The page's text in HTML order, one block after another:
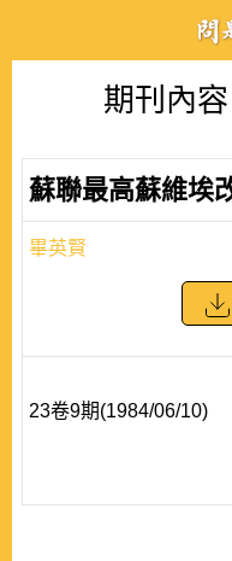
期刊內容
蘇聯最高蘇維埃
畢英賢
23卷9期(1984/06/10)